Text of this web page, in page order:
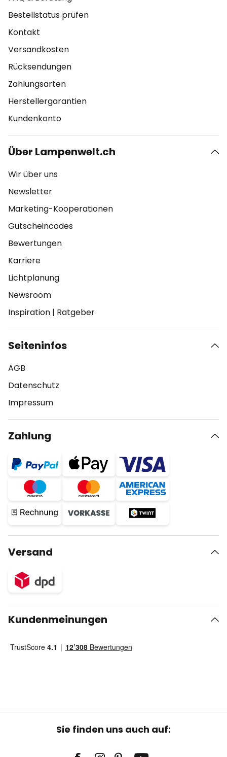
Bestellstatus prüfen
Kontakt
Versandkosten
Rücksendungen
Zahlungsarten
Herstellergarantien
Kundenkonto
Über Lampenwelt.ch
Wir über uns
Newsletter
Marketing-Kooperationen
Gutscheincodes
Bewertungen
Karriere
Lichtplanung
Newsroom
Inspiration | Ratgeber
Seiteninfos
AGB
Datenschutz
Impressum
Zahlung
Versand
Kundenmeinungen
Sie finden uns auch auf: